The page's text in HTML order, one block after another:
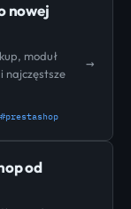
nowej
moduł
najczęstsze
#prestashop
→
od